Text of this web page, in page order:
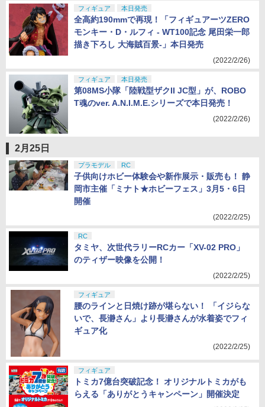
フィギュア 本日発売
全高約190mmで再現！「フィギュアーツZERO
モンキー・D・ルフィ - WT100記念 尾田栄一郎
描き下ろし 大海賊百景-」本日発売
(2022/2/26)
フィギュア 本日発売
第08MS小隊「陸戦型ザクII JC型」が、ROBO
T魂のver. A.N.I.M.E.シリーズで本日発売！
(2022/2/26)
2月25日
プラモデル RC
子供向けホビー体験会や新作展示・販売も！ 静
岡市主催「ミナト★ホビーフェス」3月5・6日
開催
(2022/2/25)
RC
タミヤ、次世代ラリーRCカー「XV-02 PRO」
のティザー映像を公開！
(2022/2/25)
フィギュア
腰のラインと日焼け跡が堪らない！ 「イジらな
いで、長瀞さん」より長瀞さんが水着姿でフィ
ギュア化
(2022/2/25)
フィギュア
トミカ7億台突破記念！ オリジナルトミカがも
らえる「ありがとうキャンペーン」開催決定